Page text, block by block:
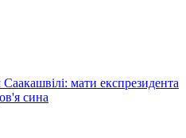
мати експрезидента
сина